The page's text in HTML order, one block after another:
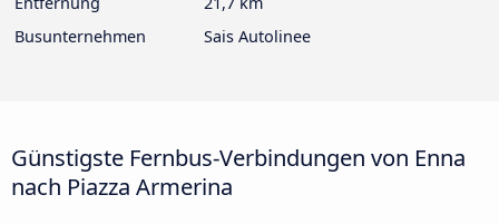
Busunternehmen
Sais Autolinee
Günstigste Fernbus-Verbindungen von Enna
nach Piazza Armerina